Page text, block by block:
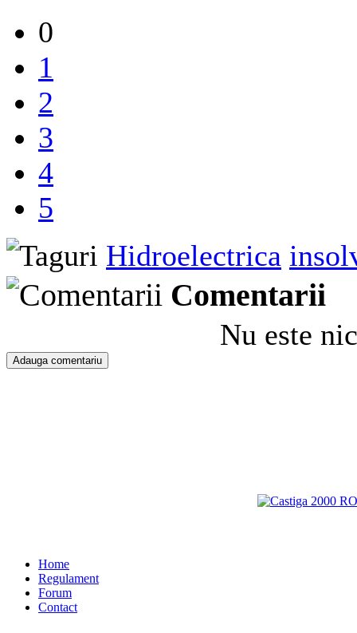
0
1
2
3
4
5
Hidroelectrica
Comentarii
Nu este
Home
Regulament
Forum
Contact